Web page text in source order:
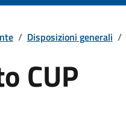
/ Disposizioni generali /
CUP